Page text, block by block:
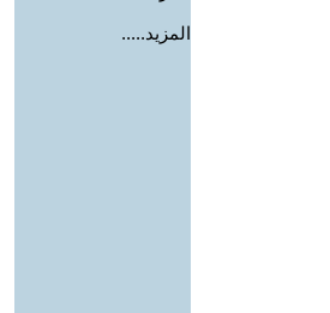
المزيد.....